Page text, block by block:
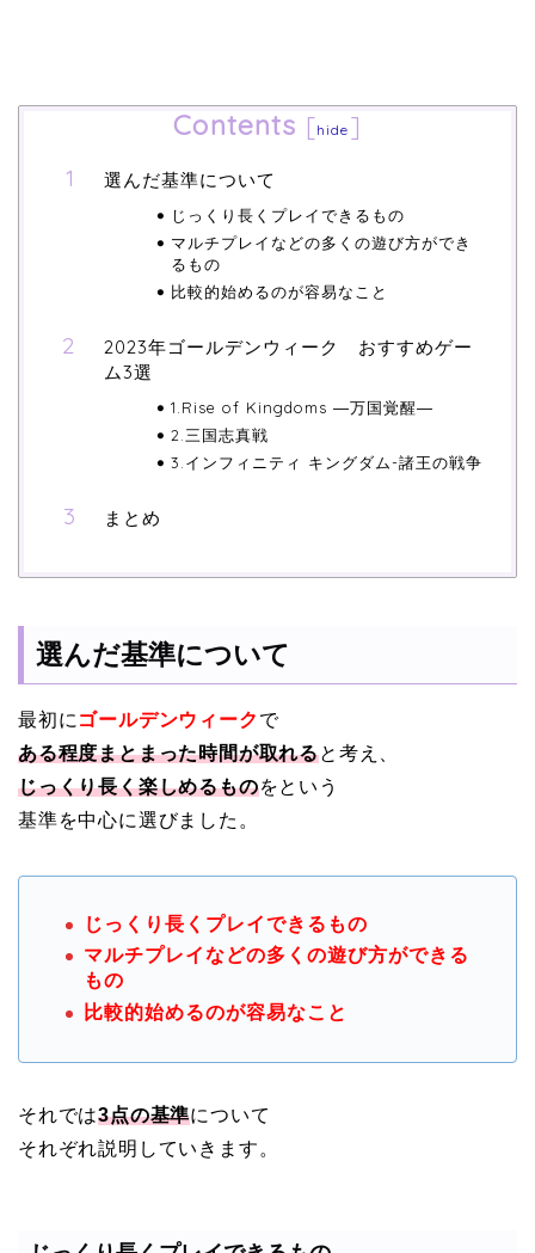
Contents [hide ]
選んだ基準について
じっくり長くプレイできるもの
マルチプレイなどの多くの遊び方ができ
るもの
比較的始めるのが容易なこと
2023年ゴールデンウィーク おすすめゲー
ム3選
1.Rise of Kingdoms ―万国覚醒―
2.三国志真戦
3.インフィニティ キングダム-諸王の戦争
まとめ
選んだ基準について
最初に ゴールデンウィーク で
ある程度まとまった時間が取れると考え、
じっくり長く楽しめるものをという
基準を中心に選びました。
じっくり長くプレイできるもの
マルチプレイなどの多くの遊び方ができる
もの
比較的始めるのが容易なこと
それでは3点の基準について
それぞれ説明していきます。